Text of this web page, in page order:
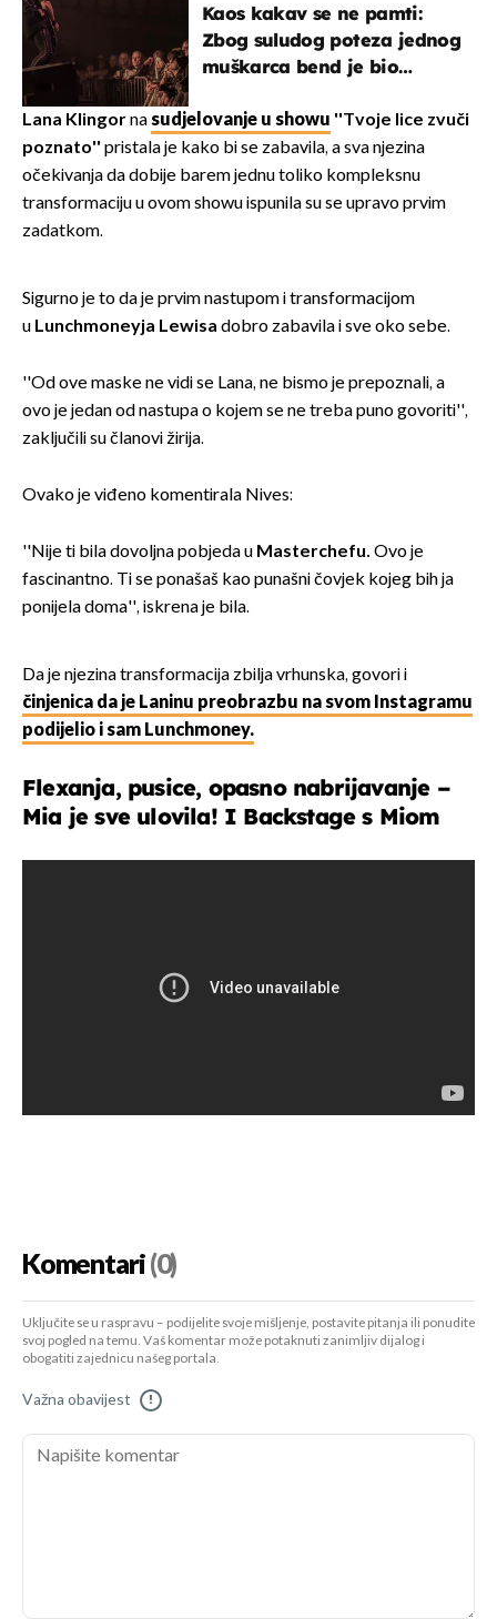
Kaos kakav se ne pamti:
Zbog suludog poteza jednog
muškarca bend je bio
Lana Klingornasudjelovanje u showu ''Tvoje lice zvuči
poznato'' pristala je kako bi se zabavila, a sva njezina
očekivanja da dobije barem jednu toliko kompleksnu
transformaciju u ovom showu ispunila su se upravo prvim
zadatkom.
Sigurno je to da je prvim nastupom i transformacijom
u Lunchmoneyja Lewisa dobro zabavila i sve oko sebe.
''Od ove maske ne vidi se Lana, ne bismo je prepoznali, a
ovo je jedan od nastupa o kojem se ne treba puno govoriti'',
zaključili su članovi žirija.
Ovako je viđeno komentirala Nives:
''Nije ti bila dovoljna pobjeda u Masterchefu. Ovo je
fascinantno. Ti se ponašaš kao punašni čovjek kojeg bih ja
ponijela doma'', iskrena je bila.
Da je njezina transformacija zbilja vrhunska, govori i
činjenica da je Laninu preobrazbu na svom Instagramu
podijelio i sam Lunchmoney.
Flexanja, pusice, opasno nabrijavanje –
Mia je sve ulovila! I Backstage s Miom
Komentari(0)
Uključite se u raspravu – podijelite svoje mišljenje, postavite pitanja ili ponudite
svoj pogled na temu. Vaš komentar može potaknuti zanimljiv dijalog i
obogatiti zajednicu našeg portala.
Važna obavijest !